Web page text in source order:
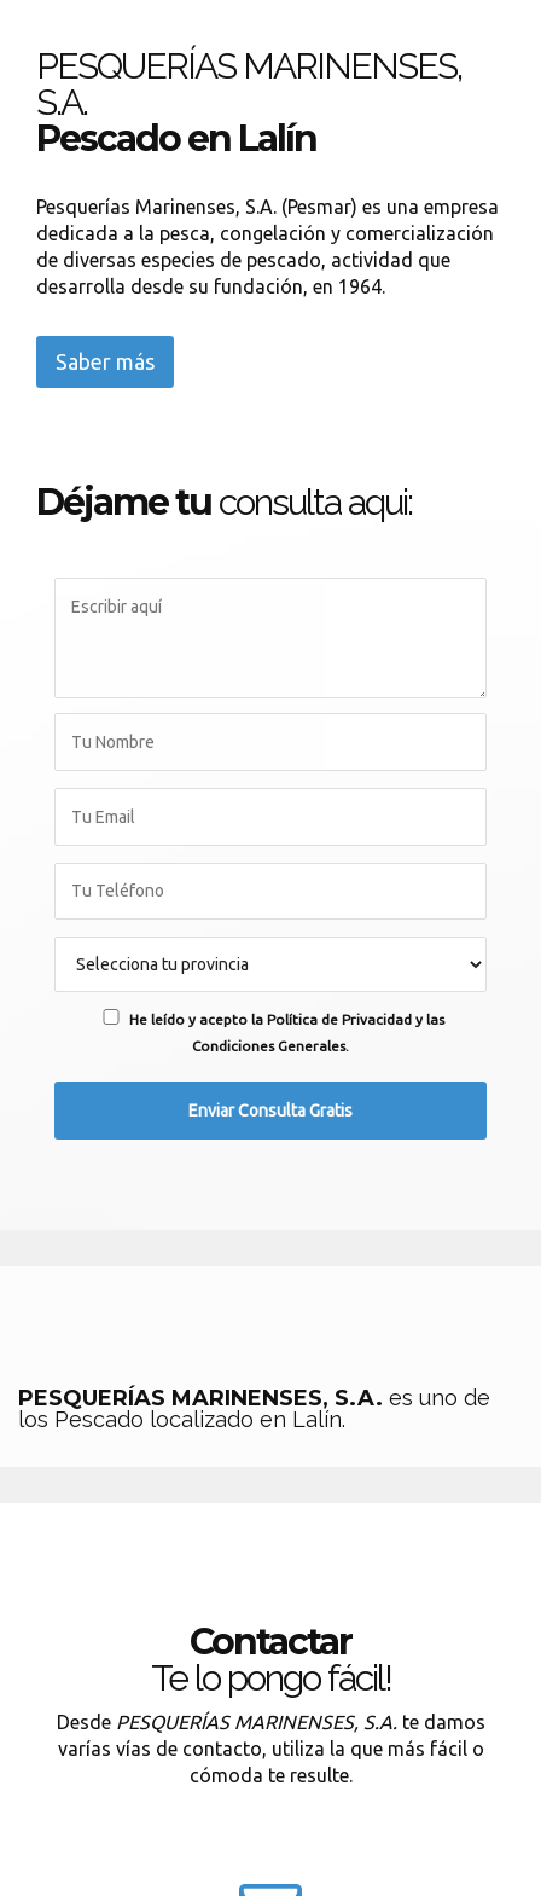
PESQUERÍAS MARINENSES,
S.A.
Pescado en Lalín
Pesquerías Marinenses, S.A. (Pesmar) es una empresa
dedicada a la pesca, congelación y comercialización
de diversas especies de pescado, actividad que
desarrolla desde su fundación, en 1964.
Saber más
Déjame tu consulta aqui:
He leído y acepto la Política de Privacidad y las
Condiciones Generales.
PESQUERÍAS MARINENSES, S.A. es uno de
los Pescado localizado en Lalín.
Contactar
Te lo pongo fácil!
Desde PESQUERÍAS MARINENSES, S.A.te damos
varías vías de contacto, utiliza la que más fácil o
cómoda te resulte.